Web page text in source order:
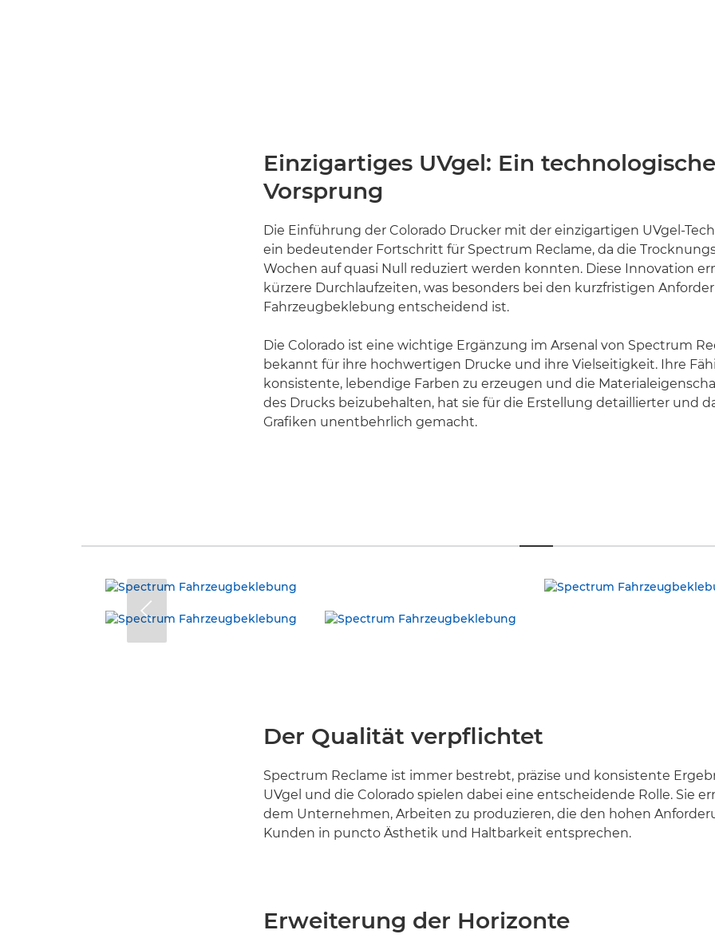
Einzigartiges UVgel: Ein
Vorsprung
Die Einführung der Colorado Drucker mit der einzigartigen UVgel-
ein bedeutender Fortschritt für Spectrum Reclame, da die
Wochen auf quasi Null reduziert werden konnten. Diese Innovation
kürzere Durchlaufzeiten, was besonders bei den kurzfristigen
Fahrzeugbeklebung entscheidend ist.
Die Colorado ist eine wichtige Ergänzung im Arsenal von Spectrum
bekannt für ihre hochwertigen Drucke und ihre Vielseitigkeit. Ihre
konsistente, lebendige Farben zu erzeugen und die
des Drucks beizubehalten, hat sie für die Erstellung detaillierter und
Grafiken unentbehrlich gemacht.
Der Qualität verpflichtet
Spectrum Reclame ist immer bestrebt, präzise und konsistente
UVgel und die Colorado spielen dabei eine entscheidende Rolle. Sie
dem Unternehmen, Arbeiten zu produzieren, die den hohen
Kunden in puncto Ästhetik und Haltbarkeit entsprechen.
Erweiterung der Horizonte